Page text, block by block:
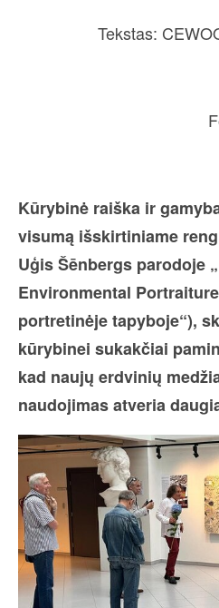
Tekstas:
Kūrybinė raiška ir
visumą išskirtiniame
Uģis Šēnbergs parodoje
Environmental
portretinėje tapyboje“),
kūrybinei sukakčiai
kad naujų erdvinių
naudojimas atveria